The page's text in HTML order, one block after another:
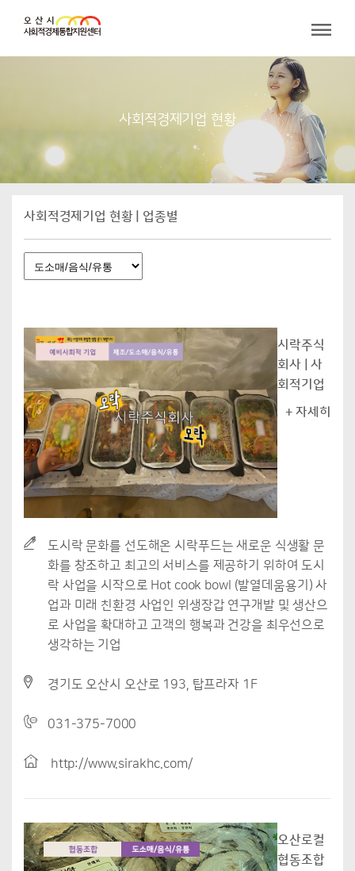
사회적경제기업 현황
사회적경제기업 현황 | 업종별
시락주식
회사 | 사
회적기업
+ 자세히
도시락 문화를 선도해온 시락푸드는 새로운 식생활 문
화를 창조하고 최고의 서비스를 제공하기 위하여 도시
락 사업을 시작으로 Hot cook bowl (발열데움용기) 사
업과 미래 친환경 사업인 위생장갑 연구개발 및 생산으
로 사업을 확대하고 고객의 행복과 건강을 최우선으로
생각하는 기업
경기도 오산시 오산로 193, 탑프라자 1F
031-375-7000
http://www.sirakhc.com/
오산로컬
협동조합